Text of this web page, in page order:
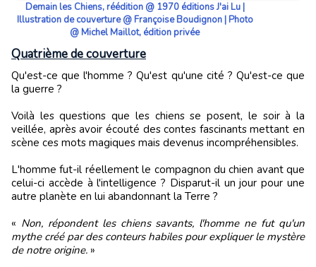
Demain les Chiens, réédition @ 1970 éditions J'ai Lu |
Illustration de couverture @ Françoise Boudignon | Photo
@ Michel Maillot, édition privée
Quatrième de couverture
Qu'est-ce que l'homme ? Qu'est qu'une cité ? Qu'est-ce que
la guerre ?
Voilà les questions que les chiens se posent, le soir à la
veillée, après avoir écouté des contes fascinants mettant en
scène ces mots magiques mais devenus incompréhensibles.
L'homme fut-il réellement le compagnon du chien avant que
celui-ci accède à l'intelligence ? Disparut-il un jour pour une
autre planète en lui abandonnant la Terre ?
« Non, répondent les chiens savants, l'homme ne fut qu'un
mythe créé par des conteurs habiles pour expliquer le mystère
de notre origine. »